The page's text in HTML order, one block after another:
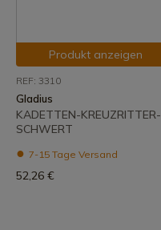
Produkt anzeigen
REF: 3310
Gladius
KADETTEN-KREUZRITTER-
SCHWERT
7-15 Tage Versand
52,26 €